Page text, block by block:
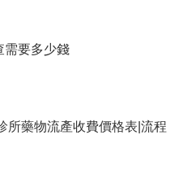
需要多少錢
所藥物流產收費價格表|流程